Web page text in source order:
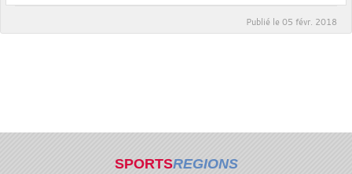
Publié le 05 févr. 2018
SPORTSREGIONS